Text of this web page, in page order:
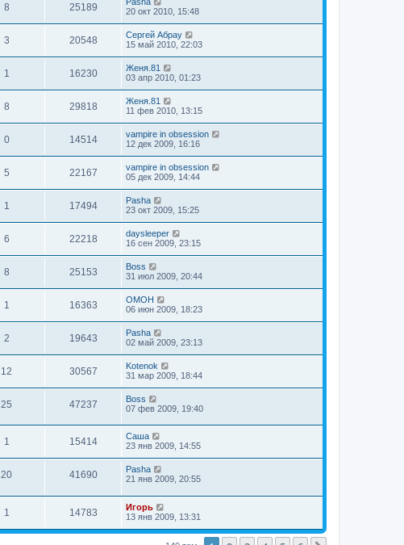
8 25189
20 окт 2010, 15:48
3 20548
Сергей Абрау
15 май 2010, 22:03
1 16230
Женя.81
03 апр 2010, 01:23
8 29818
Женя.81
11 фев 2010, 13:15
0 14514
vampire in obsession
12 дек 2009, 16:16
5 22167
vampire in obsession
05 дек 2009, 14:44
1 17494
Pasha
23 окт 2009, 15:25
6 22218
daysleeper
16 сен 2009, 23:15
8 25153
Boss
31 июл 2009, 20:44
1 16363
OMOH
06 июн 2009, 18:23
2 19643
Pasha
02 май 2009, 23:13
12 30567
Kotenok
31 мар 2009, 18:44
25 47237
Boss
07 фев 2009, 19:40
1 15414
Саша
23 янв 2009, 14:55
20 41690
Pasha
21 янв 2009, 20:55
1 14783
Игорь
13 янв 2009, 13:31